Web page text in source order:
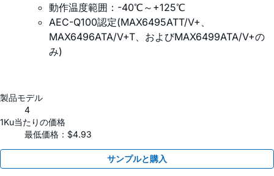
動作温度範囲：-40℃～+125℃
AEC-Q100認定(MAX6495ATT/V+、
MAX6496ATA/V+T、およびMAX6499ATA/V+の
み)
製品モデル
4
1Ku当たりの価格
最低価格：$4.93
サンプルと購入